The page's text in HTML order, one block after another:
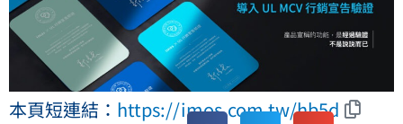
本頁短連結： https://imos.com.tw/hb5d